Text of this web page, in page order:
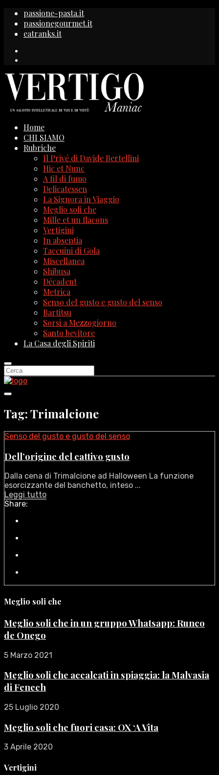
passione-pasta.it
passionegourmet.it
eatranks.it
Home
CHI SIAMO
Rubriche
Il Privé di Davide Bertellini
Hic et Nunc
A fil di fumo
Delicatessen
La Signora in Viaggio
Meglio soli che
Mille et un flacons
Vertigini
In absentia
Taccuini di Gola
Miscellanea
Shibusa
Décadent
Metrica
Senso del gusto e gusto del senso
Bartitsu
Sorsi a Mezzogiorno
Santo bevitore
La Casa degli Spiriti
Tag: Trimalcione
Senso del gusto e gusto del senso
Dell’origine del cattivo gusto
Dalla cena di Trimalcione ad Halloween La funzione
esorcizzante del banchetto, inteso ...
Leggi tutto
Share:
Meglio soli che
Meglio soli che in un gruppo Whatsapp: Runco
de Onego
5 Marzo 2021
Meglio soli che accalcati in spiaggia: la Malvasia
di Fenech
25 Luglio 2020
Meglio soli che fuori casa: OX ‘A Vita
3 Aprile 2020
Vertigini